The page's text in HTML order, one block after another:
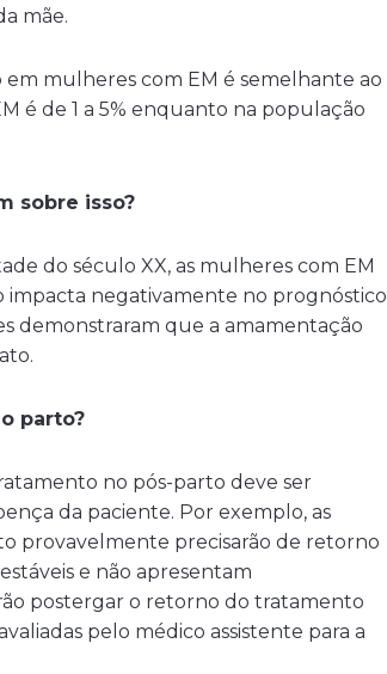
mãe.
mulheres com EM é semelhante ao
é de 1 a 5% enquanto na população
sobre isso?
do século XX, as mulheres com EM
impacta negativamente no prognóstico
demonstraram que a amamentação
parto?
no pós-parto deve ser
da paciente. Por exemplo, as
provavelmente precisarão de retorno
e não apresentam
postergar o retorno do tratamento
pelo médico assistente para a